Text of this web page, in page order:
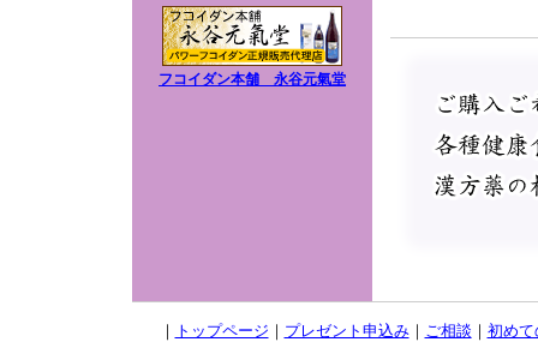
フコイダン本舗 永谷元氣堂
｜ トップページ ｜ プレゼント申込み｜ ご相談 ｜ 初めて